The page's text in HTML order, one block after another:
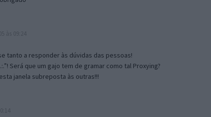
tanto a responder às dúvidas das pessoas!
Será que um gajo tem de gramar como tal Proxying?
janela subreposta às outras!!!